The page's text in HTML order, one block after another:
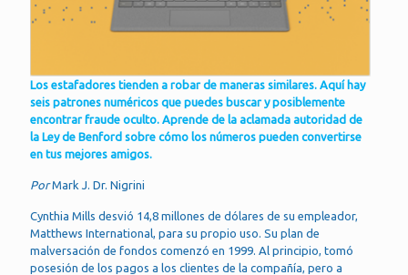
Los estafadores tienden a robar de maneras similares. Aquí hay
seis patrones numéricos que puedes buscar y posiblemente
encontrar fraude oculto. Aprende de la aclamada autoridad de
la Ley de Benford sobre cómo los números pueden convertirse
en tus mejores amigos.
PorMark J. Dr. Nigrini
Cynthia Mills desvió 14,8 millones de dólares de su empleador,
Matthews International, para su propio uso. Su plan de
malversación de fondos comenzó en 1999. Al principio, tomó
posesión de los pagos a los clientes de la compañía, pero a